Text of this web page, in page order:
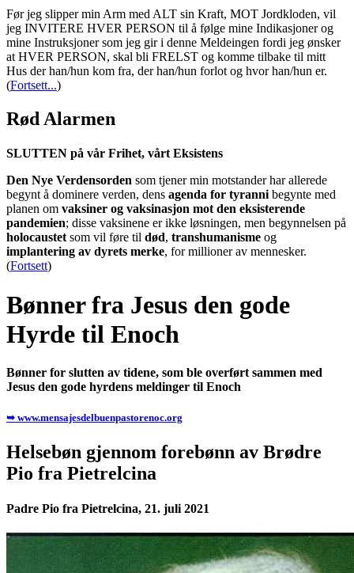
Før jeg slipper min Arm med ALT sin Kraft, MOT Jordkloden, vil
jeg INVITERE HVER PERSON til å følge mine Indikasjoner og
mine Instruksjoner som jeg gir i denne Meldeingen fordi jeg ønsker
at HVER PERSON, skal bli FRELST og komme tilbake til mitt
Hus der han/hun kom fra, der han/hun forlot og hvor han/hun er.
(Fortsett...)
Rød Alarmen
SLUTTEN på vår Frihet, vårt Eksistens
Den Nye Verdensorden som tjener min motstander har allerede
begynt å dominere verden, dens agenda for tyranni begynte med
planen om vaksiner og vaksinasjon mot den eksisterende
pandemien; disse vaksinene er ikke løsningen, men begynnelsen på
holocaustet som vil føre til død, transhumanisme og
implantering av dyrets merke, for millioner av mennesker.
(Fortsett)
Bønner fra Jesus den gode
Hyrde til Enoch
Bønner for slutten av tidene, som ble overført sammen med
Jesus den gode hyrdens meldinger til Enoch
➥ www.mensajesdelbuenpastorenoc.org
Helsebøn gjennom forebønn av Brødre
Pio fra Pietrelcina
Padre Pio fra Pietrelcina, 21. juli 2021